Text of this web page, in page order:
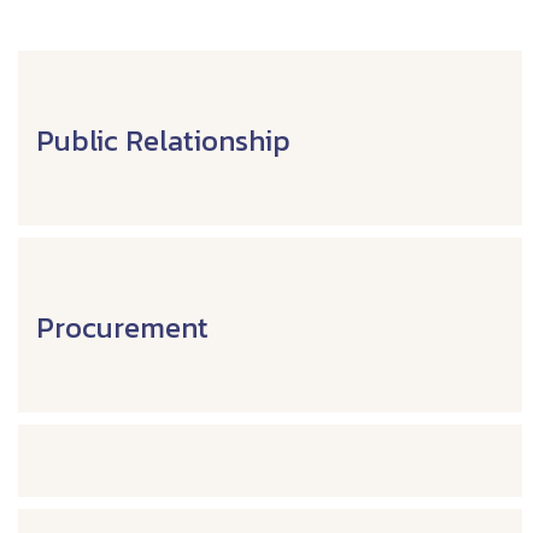
Public Relationship
Procurement